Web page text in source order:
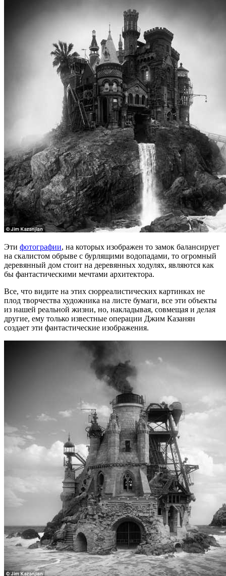
Эти фотографии, на которых изображен то замок балансирует
на скалистом обрыве с бурлящими водопадами, то огромный
деревянный дом стоит на деревянных ходулях, являются как
бы фантастическими мечтами архитектора.
Все, что видите на этих сюрреалистических картинках не
плод творчества художника на листе бумаги, все эти объекты
из нашей реальной жизни, но, накладывая, совмещая и делая
другие, ему только известные операции Джим Казанян
создает эти фантастические изображения.